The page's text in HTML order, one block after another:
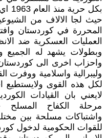
حيث لجا الالاف من
المحررة في كوردستان
العمليات العسكرية ضد
وبطولات يشهد له
واحزاب اخرى الى
وليبرالية واسلامية ووفرت
لكل هذه القوى ولايستطيع
لايعني بان القيادات
مرحلة الكفاح
واشتباكات مسلحة بين
للقوات الحكومية لدخول